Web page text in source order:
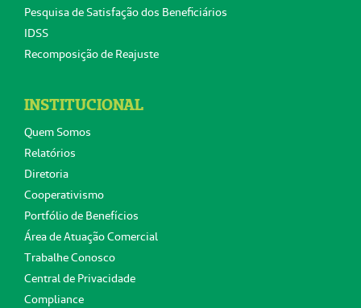
Pesquisa de Satisfação dos Beneficiários
IDSS
Recomposição de Reajuste
INSTITUCIONAL
Quem Somos
Relatórios
Diretoria
Cooperativismo
Portfólio de Benefícios
Área de Atuação Comercial
Trabalhe Conosco
Central de Privacidade
Compliance